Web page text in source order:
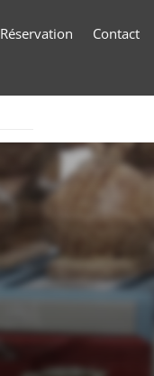
Réservation Contact